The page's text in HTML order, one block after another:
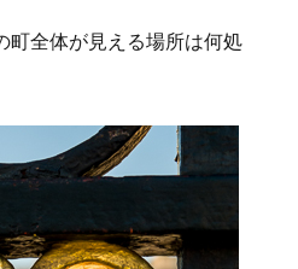
町全体が見える場所は何処